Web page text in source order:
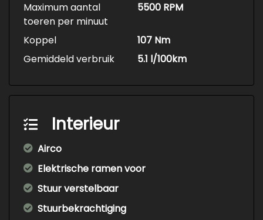
Maximum aantal
toeren per minuut
5500 RPM
Koppel
107 Nm
Gemiddeld verbruik
5.1 l/100km
Interieur
Airco
Elektrische ramen voor
Stuur verstelbaar
Stuurbekrachtiging